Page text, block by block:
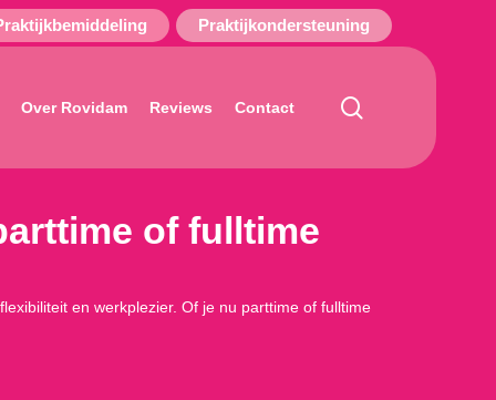
Praktijkondersteuning
Over Rovidam Reviews Contact
of fulltime
en werkplezier. Of je nu parttime of fulltime